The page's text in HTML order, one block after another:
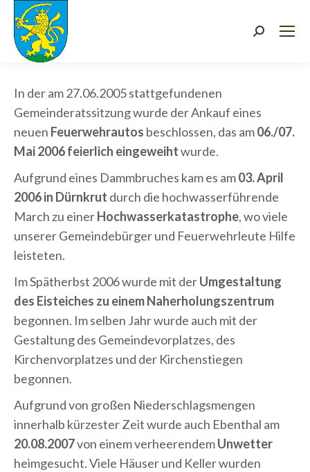
Search:
In der am 27.06.2005 stattgefundenen
Gemeinderatssitzung wurde der Ankauf eines
neuen Feuerwehrautos beschlossen, das am06./07.
Mai 2006 feierlich eingeweihtwurde.
Aufgrund eines Dammbruches kam es am03. April
2006 in Dürnkrut durch die hochwasserführende
March zu einerHochwasserkatastrophe, wo viele
unserer Gemeindebürger und Feuerwehrleute Hilfe
leisteten.
Im Spätherbst 2006 wurde mit derUmgestaltung
des Eisteiches zu einem Naherholungszentrum
begonnen. Im selben Jahr wurde auch mit der
Gestaltung des Gemeindevorplatzes, des
Kirchenvorplatzes und der Kirchenstiegen
begonnen.
Aufgrund von großen Niederschlagsmengen
innerhalb kürzester Zeit wurde auch Ebenthal am
20.08.2007von einem verheerendemUnwetter
heimgesucht. Viele Häuser und Keller wurden